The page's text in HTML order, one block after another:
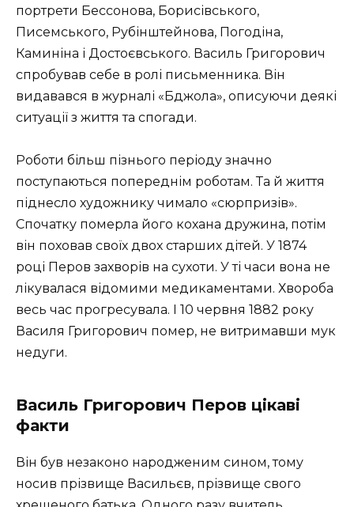
портрети Бессонова, Борисівського,
Писемського, Рубінштейнова, Погодіна,
Каминіна і Достоєвського. Василь Григорович
спробував себе в ролі письменника. Він
видавався в журналі «Бджола», описуючи деякі
ситуації з життя та спогади.
Роботи більш пізнього періоду значно
поступаються попереднім роботам. Та й життя
піднесло художнику чимало «сюрпризів».
Спочатку померла його кохана дружина, потім
він поховав своїх двох старших дітей. У 1874
році Перов захворів на сухоти. У ті часи вона не
лікувалася відомими медикаментами. Хвороба
весь час прогресувала. І 10 червня 1882 року
Василя Григорович помер, не витримавши мук
недуги.
Василь Григорович Перов цікаві
факти
Він був незаконо народженим сином, тому
носив прізвище Васильєв, прізвище свого